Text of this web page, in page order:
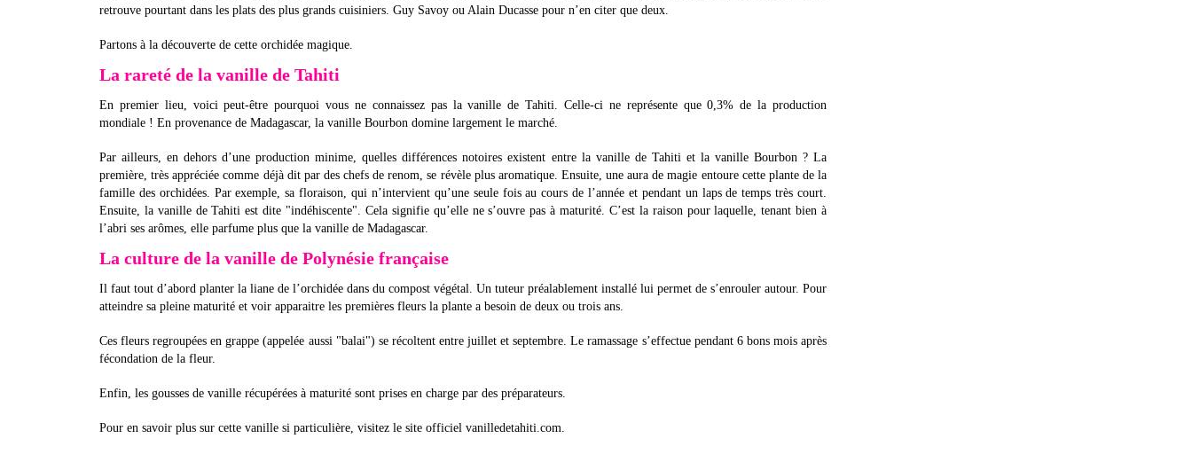
retrouve pourtant dans les plats des plus grands cuisiniers. Guy Savoy ou Alain Ducasse pour n’en citer que deux.
Partons à la découverte de cette orchidée magique.
La rareté de la vanille de Tahiti
En premier lieu, voici peut-être pourquoi vous ne connaissez pas la vanille de Tahiti. Celle-ci ne représente que 0,3% de la production
mondiale ! En provenance de Madagascar, la vanille Bourbon domine largement le marché.
Par ailleurs, en dehors d’une production minime, quelles différences notoires existent entre la vanille de Tahiti et la vanille Bourbon ? La
première, très appréciée comme déjà dit par des chefs de renom, se révèle plus aromatique. Ensuite, une aura de magie entoure cette plante de la
famille des orchidées. Par exemple, sa floraison, qui n’intervient qu’une seule fois au cours de l’année et pendant un laps de temps très court.
Ensuite, la vanille de Tahiti est dite "indéhiscente". Cela signifie qu’elle ne s’ouvre pas à maturité. C’est la raison pour laquelle, tenant bien à
l’abri ses arômes, elle parfume plus que la vanille de Madagascar.
La culture de la vanille de Polynésie française
Il faut tout d’abord planter la liane de l’orchidée dans du compost végétal. Un tuteur préalablement installé lui permet de s’enrouler autour. Pour
atteindre sa pleine maturité et voir apparaitre les premières fleurs la plante a besoin de deux ou trois ans.
Ces fleurs regroupées en grappe (appelée aussi "balai") se récoltent entre juillet et septembre. Le ramassage s’effectue pendant 6 bons mois après
fécondation de la fleur.
Enfin, les gousses de vanille récupérées à maturité sont prises en charge par des préparateurs.
Pour en savoir plus sur cette vanille si particulière, visitez le site officiel vanilledetahiti.com.